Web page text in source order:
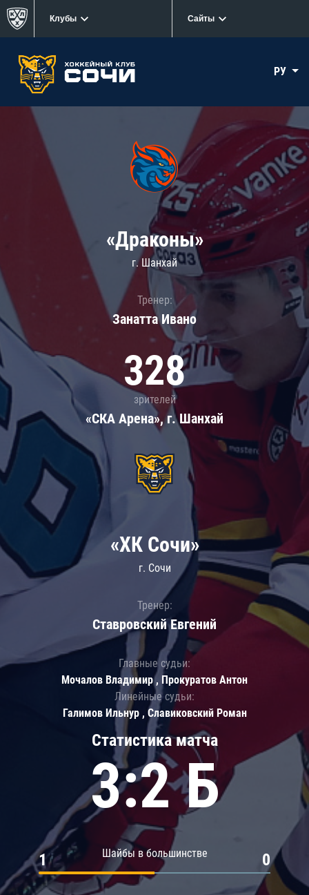
Клубы Сайты
РУ
«Драконы»
г. Шанхай
Тренер:
Занатта Иванo
328
зрителей
«СКА Арена», г. Шанхай
Статистика матча
3:2 Б
Шайбы в большинстве
1 0
«ХК Сочи»
г. Сочи
Тренер:
Ставровский Евгений
Главные судьи:
Мочалов Владимир , Прокуратов Антон
Линейные судьи:
Галимов Ильнур , Славиковский Роман